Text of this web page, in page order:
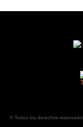
© Todos los derechos